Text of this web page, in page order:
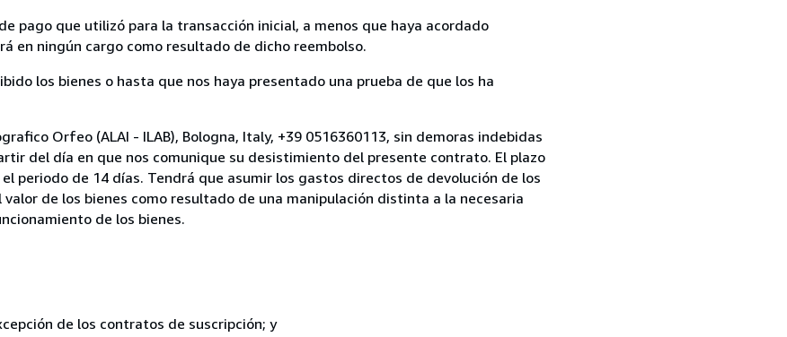
pago que utilizó para la transacción inicial, a menos que haya acordado
en ningún cargo como resultado de dicho reembolso.
los bienes o hasta que nos haya presentado una prueba de que los ha
Orfeo (ALAI - ILAB), Bologna, Italy, +39 0516360113, sin demoras indebidas
del día en que nos comunique su desistimiento del presente contrato. El plazo
periodo de 14 días. Tendrá que asumir los gastos directos de devolución de los
de los bienes como resultado de una manipulación distinta a la necesaria
de los bienes.
de los contratos de suscripción; y